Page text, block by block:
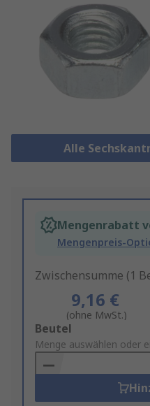
Alle
Mengenrabatt
Mengenpreis-
Zwischensumme (1
9,16 €
(ohne MwSt.)
Add
to
Basket
Beutel
Menge auswählen oder